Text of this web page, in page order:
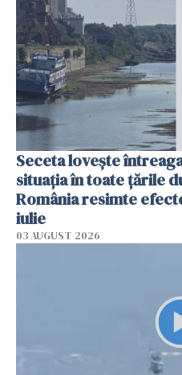
Seceta lovește
situația în toate țările
România resimte
iulie
03 AUGUST 2026